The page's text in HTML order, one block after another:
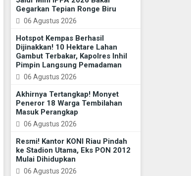
Gegarkan Tepian Ronge Biru
06 Agustus 2026
Hotspot Kempas Berhasil
Dijinakkan! 10 Hektare Lahan
Gambut Terbakar, Kapolres Inhil
Pimpin Langsung Pemadaman
06 Agustus 2026
Akhirnya Tertangkap! Monyet
Peneror 18 Warga Tembilahan
Masuk Perangkap
06 Agustus 2026
Resmi! Kantor KONI Riau Pindah
ke Stadion Utama, Eks PON 2012
Mulai Dihidupkan
06 Agustus 2026